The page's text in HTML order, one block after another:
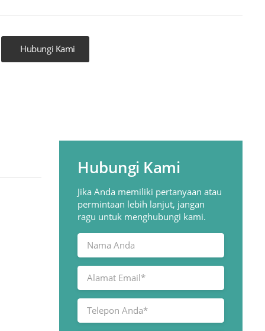
Hubungi Kami
Hubungi Kami
Jika Anda memiliki pertanyaan atau
permintaan lebih lanjut, jangan
ragu untuk menghubungi kami.